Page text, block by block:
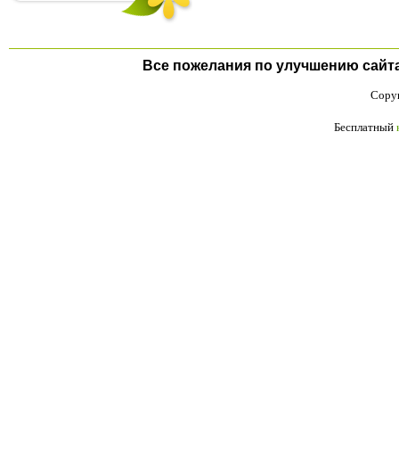
Все пожелания по улучшению
Бесплатный